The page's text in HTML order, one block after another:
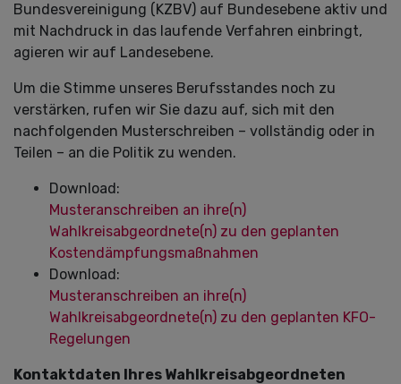
Bundesvereinigung (KZBV) auf Bundesebene aktiv und
mit Nachdruck in das laufende Verfahren einbringt,
agieren wir auf Landesebene.
Um die Stimme unseres Berufsstandes noch zu
verstärken, rufen wir Sie dazu auf, sich mit den
nachfolgenden Musterschreiben – vollständig oder in
Teilen – an die Politik zu wenden.
Download:
Musteranschreiben an ihre(n)
Wahlkreisabgeordnete(n) zu den geplanten
Kostendämpfungsmaßnahmen
Download:
Musteranschreiben an ihre(n)
Wahlkreisabgeordnete(n) zu den geplanten KFO-
Regelungen
Kontaktdaten Ihres Wahlkreisabgeordneten